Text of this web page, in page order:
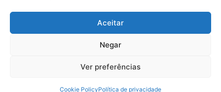
Aceitar
Negar
Ver preferências
Cookie PolicyPolítica de privacidade
© 2022 - 2026 Alagoas Brasil Notícias. Todos os
direitos reservados.
fiveagência